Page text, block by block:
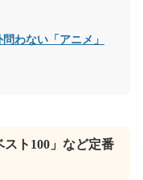
わない「アニメ」
ト100」など定番